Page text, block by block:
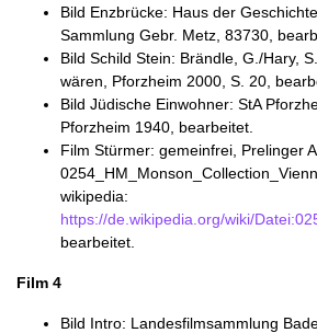
Bild Enzbrücke: Haus der
Sammlung Gebr. Metz, 83730,
Bild Schild Stein: Brändle, G./Hary,
wären, Pforzheim 2000, S. 20,
Bild Jüdische Einwohner: StA
Pforzheim 1940, bearbeitet.
Film Stürmer: gemeinfrei, Prelinger
wikipedia:
https://de.wikipedia.org/wiki/
bearbeitet.
Film 4
Bild Intro: Landesfilmsammlung